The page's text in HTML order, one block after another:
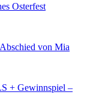
Osterfest
von Mia
+ Gewinnspiel –